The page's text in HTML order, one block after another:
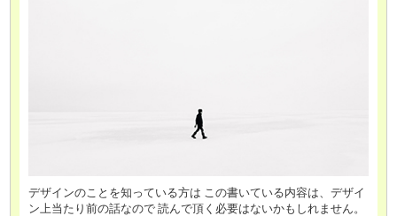
デザインのことを知っている方は この書いている内容は、デザイ
ン上当たり前の話なので 読んで頂く必要はないかもしれません。